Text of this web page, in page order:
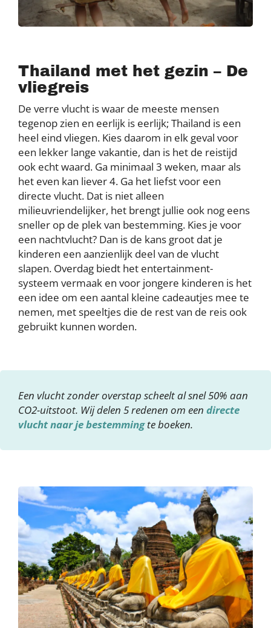
Thailand met het gezin – De
vliegreis
De verre vlucht is waar de meeste mensen
tegenop zien en eerlijk is eerlijk; Thailand is een
heel eind vliegen. Kies daarom in elk geval voor
een lekker lange vakantie, dan is het de reistijd
ook echt waard. Ga minimaal 3 weken, maar als
het even kan liever 4. Ga het liefst voor een
directe vlucht. Dat is niet alleen
milieuvriendelijker, het brengt jullie ook nog eens
sneller op de plek van bestemming. Kies je voor
een nachtvlucht? Dan is de kans groot dat je
kinderen een aanzienlijk deel van de vlucht
slapen. Overdag biedt het entertainment-
systeem vermaak en voor jongere kinderen is het
een idee om een aantal kleine cadeautjes mee te
nemen, met speeltjes die de rest van de reis ook
gebruikt kunnen worden.
Een vlucht zonder overstap scheelt al snel 50% aan
CO2-uitstoot. Wij delen 5 redenen om een directe
vlucht naar je bestemmingte boeken.